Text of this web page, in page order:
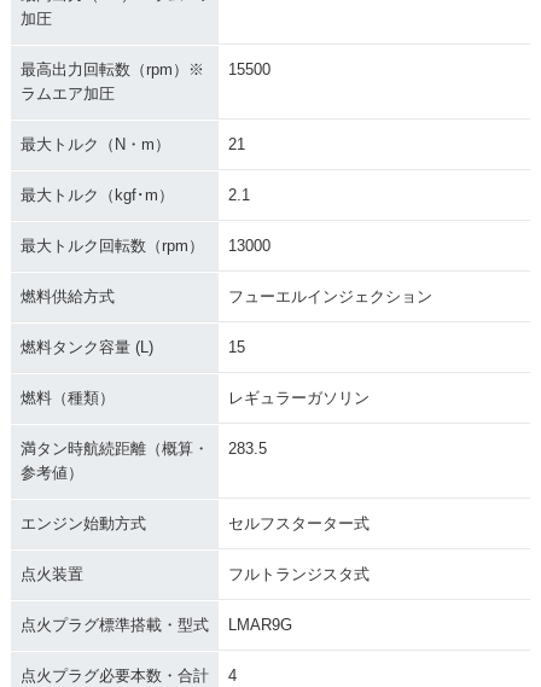
加圧
最高出力回転数（rpm）※
ラムエア加圧
15500
最大トルク（N・m） 21
最大トルク（kgf･m） 2.1
最大トルク回転数（rpm） 13000
燃料供給方式 フューエルインジェクション
燃料タンク容量 (L) 15
燃料（種類） レギュラーガソリン
満タン時航続距離（概算・
参考値）
283.5
エンジン始動方式 セルフスターター式
点火装置 フルトランジスタ式
点火プラグ標準搭載・型式 LMAR9G
点火プラグ必要本数・合計 4